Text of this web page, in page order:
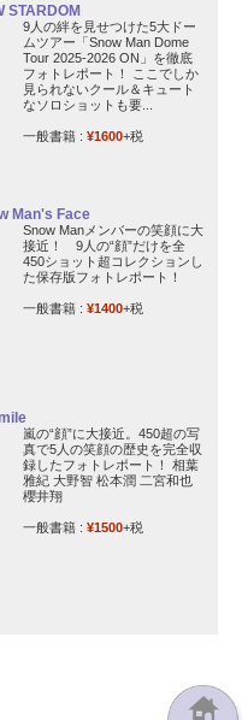
STARDOM
9人の絆を見せつけた5大ドー
ムツアー「Snow Man Dome
Tour 2025-2026 ON」を徹底
フォトレポート！ ここでしか
見られないクール＆キュート
なソロショットも要...
一般書籍 : ¥1600+税
Man's Face
Snow Manメンバーの笑顔に大
接近！ 9人の“顔”だけを全
450ショット超コレクションし
た保存版フォトレポート！
一般書籍 : ¥1400+税
嵐の“顔”に大接近。450超の写
真で5人の笑顔の歴史を完全収
録したフォトレポート！ 相葉
雅紀 大野智 松本潤 二宮和也
櫻井翔
一般書籍 : ¥1500+税